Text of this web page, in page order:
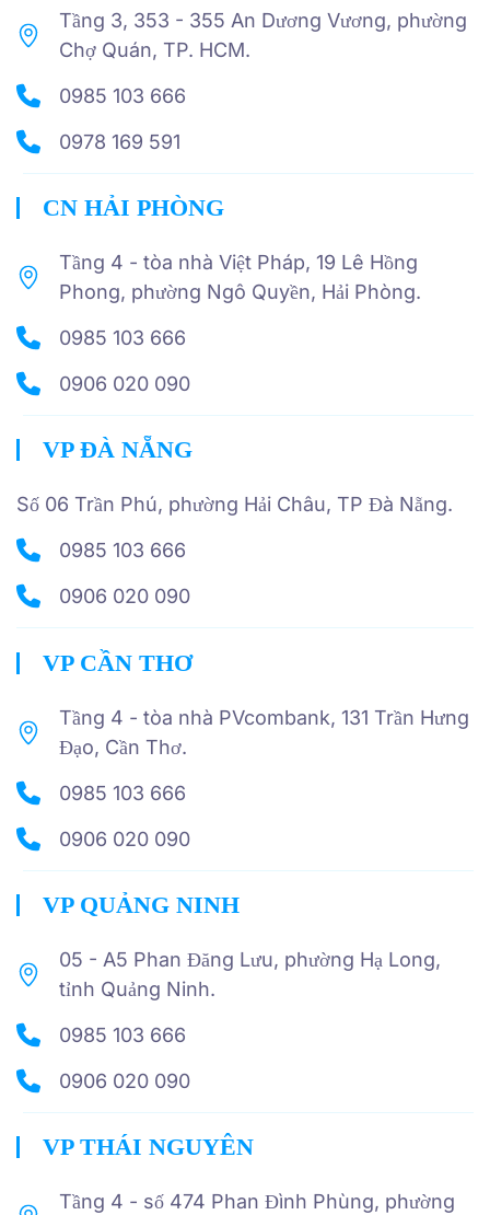
Tầng 3, 353 - 355 An Dương Vương, phường
Chợ Quán, TP. HCM.
0985 103 666
0978 169 591
CN HẢI PHÒNG
Tầng 4 - tòa nhà Việt Pháp, 19 Lê Hồng
Phong, phường Ngô Quyền, Hải Phòng.
0985 103 666
0906 020 090
VP ĐÀ NẴNG
Số 06 Trần Phú, phường Hải Châu, TP Đà Nẵng.
0985 103 666
0906 020 090
VP CẦN THƠ
Tầng 4 - tòa nhà PVcombank, 131 Trần Hưng
Đạo, Cần Thơ.
0985 103 666
0906 020 090
VP QUẢNG NINH
05 - A5 Phan Đăng Lưu, phường Hạ Long,
tỉnh Quảng Ninh.
0985 103 666
0906 020 090
VP THÁI NGUYÊN
Tầng 4 - số 474 Phan Đình Phùng, phường